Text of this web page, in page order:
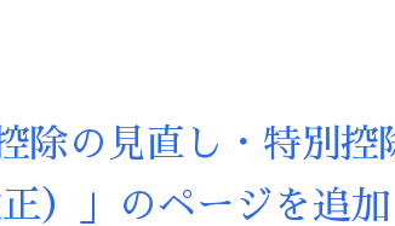
除の見直し・特別
）」のページを追加